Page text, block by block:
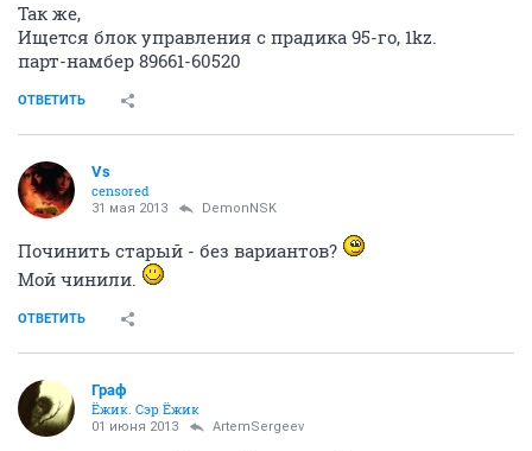
Так же,
Ищется блок управления с прадика 95-го, 1kz.
парт-намбер 89661-60520
ОТВЕТИТЬ
Vs
censored
31 мая 2013 DemonNSK
Починить старый - без вариантов?
Мой чинили.
ОТВЕТИТЬ
Граф
Ёжик. Сэр Ёжик
01 июня 2013 ArtemSergeev